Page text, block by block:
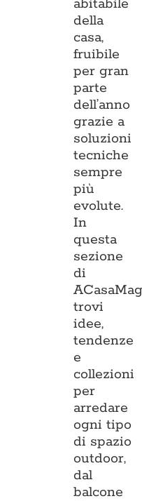
abitabile
della
casa,
fruibile
per gran
parte
dell’anno
grazie a
soluzioni
tecniche
sempre
più
evolute.
In
questa
sezione
di
trovi
idee,
tendenze
e
collezioni
per
arredare
ogni tipo
di spazio
outdoor,
dal
balcone